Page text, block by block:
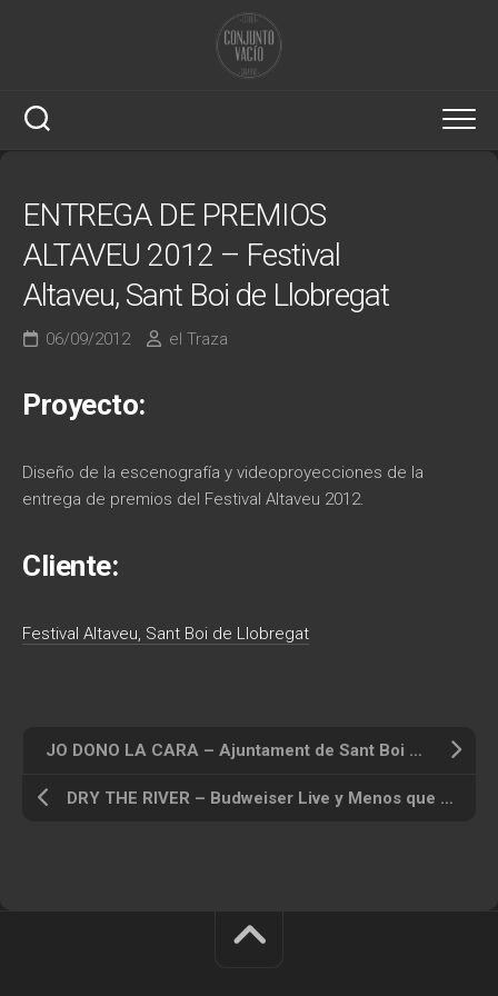
ENTREGA DE PREMIOS
ALTAVEU 2012 – Festival
Altaveu, Sant Boi de Llobregat
06/09/2012 el Traza
Proyecto:
Diseño de la escenografía y videoproyecciones de la
entrega de premios del Festival Altaveu 2012.
Cliente:
Festival Altaveu, Sant Boi de Llobregat
JO DONO LA CARA – Ajuntament de Sant Boi Departament de Cooperació
DRY THE RIVER – Budweiser Live y Menos que Cero